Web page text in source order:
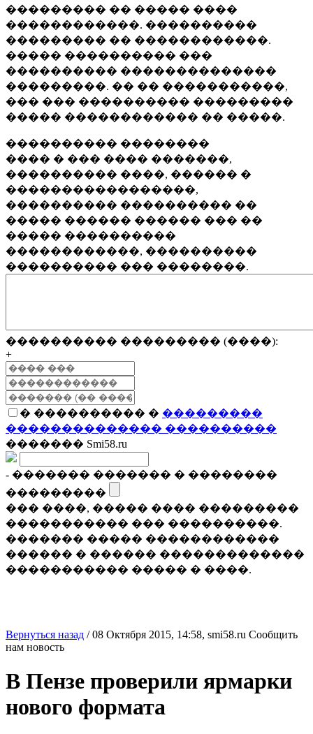
��������� �� ����� ����
������������. ����������
��������� �� ������������.
����� ���������� ���
���������� ��������������
���������. �� �� �����������,
��� ��� ���������� ���������
����� ������������ �� �����.
���������� ��������
���� � ��� ���� �������,
���������� ����, ������ �
�����������������,
���������� ���������� ��
����� ������ ������ ��� ��
����� ����������
������������, ����������
���������� ��� ��������.
���������� ��������� (����):
+
� ���������� � ���������
�������������� ����������
������� Smi58.ru
- ������� ������� � ��������
���������
��� ����, ����� ���� ���������
����������� ��� ����������.
������� ����� ������������
������ � ������ �������������
����������� ����� � ����.
Вернуться назад /08 Октября 2015, 14:58, smi58.ru Сообщить
нам новость
В Пензе проверили ярмарки
нового формата